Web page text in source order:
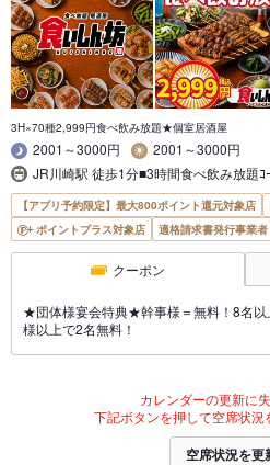
3H×70種2,999円食べ飲み放題★個室居酒屋
2001～3000円
2001～3000円
JR川崎駅 徒歩1分■3時間食べ飲み放題ｺ
【アプリ予約限定】最大800ポイント還元対象店
ポイントプラス対象店
適格請求書発行事業者
クーポン
★団体様宴会特典★幹事様＝無料！8名以
様以上で2名無料！
カレンダーの更新に
下記ボタンを押して空席状況
空席状況を更